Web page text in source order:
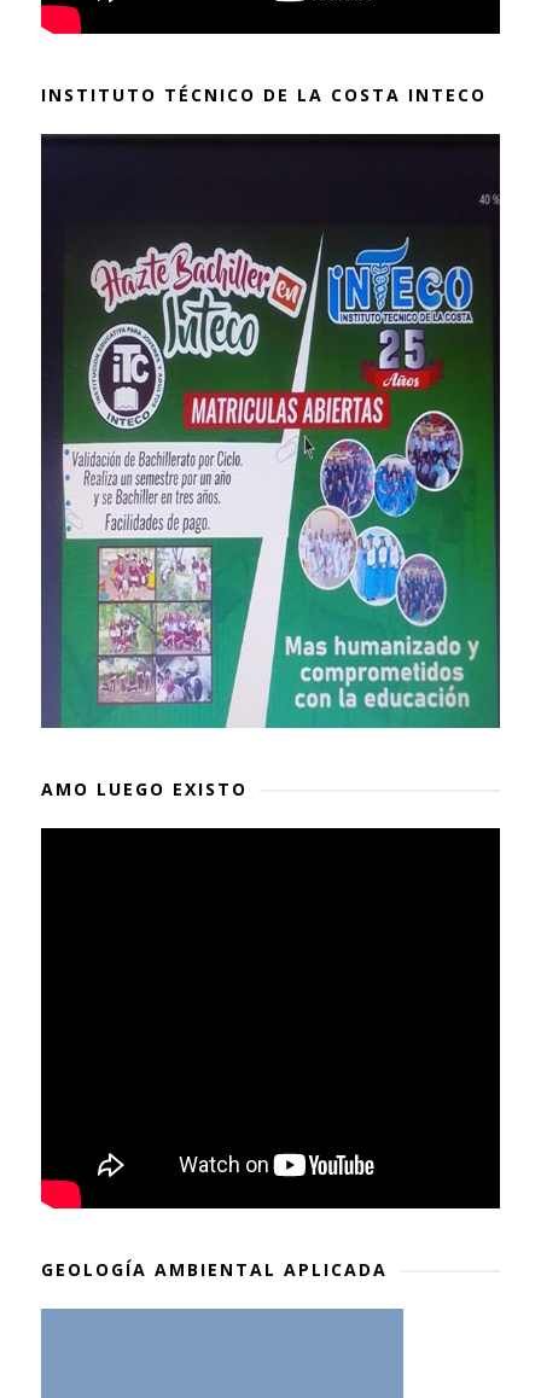
INSTITUTO TÉCNICO DE LA COSTA INTECO
AMO LUEGO EXISTO
GEOLOGÍA AMBIENTAL APLICADA